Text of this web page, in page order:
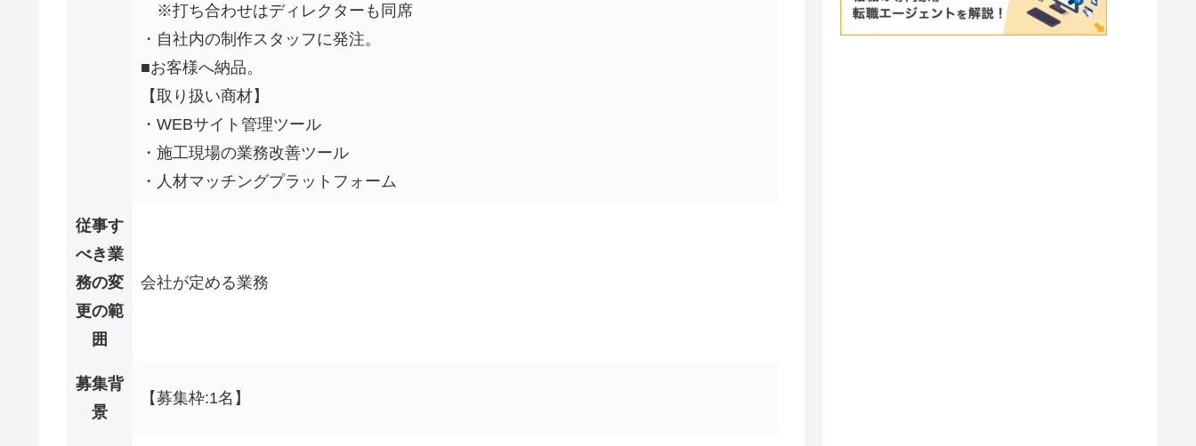
※打ち合わせはディレクターも同席
・自社内の制作スタッフに発注。
■お客様へ納品。
【取り扱い商材】
・WEBサイト管理ツール
・施工現場の業務改善ツール
・人材マッチングプラットフォーム
従事す
べき業
務の変
更の範
囲
会社が定める業務
募集背
景
【募集枠:1名】